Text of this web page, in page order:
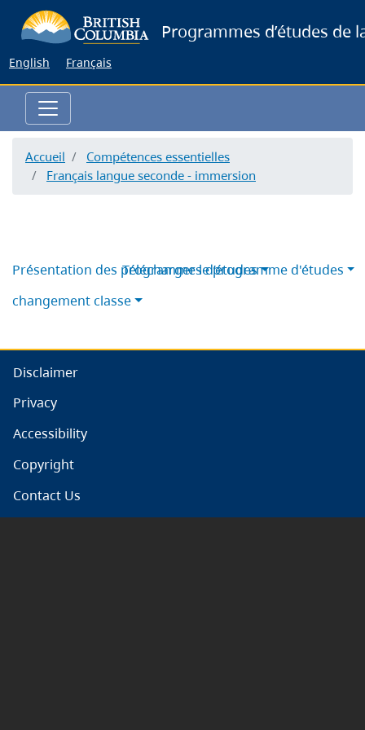
to
Programmes d’études de
English Français
Accueil
Compétences essentielles
Français langue seconde - immersion
Télécharger le programme d'études
Présentation des programmes d’études
changement classe
Disclaimer
Privacy
Accessibility
Copyright
Contact Us